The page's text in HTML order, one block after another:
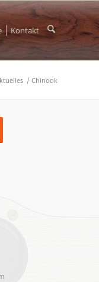
Kontakt
/ Chinook